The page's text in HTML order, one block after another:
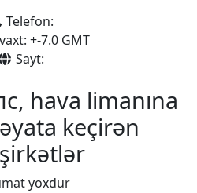
Telefon:
+-7.0 GMT
Sayt:
hava limanına
keçirən
yoxdur